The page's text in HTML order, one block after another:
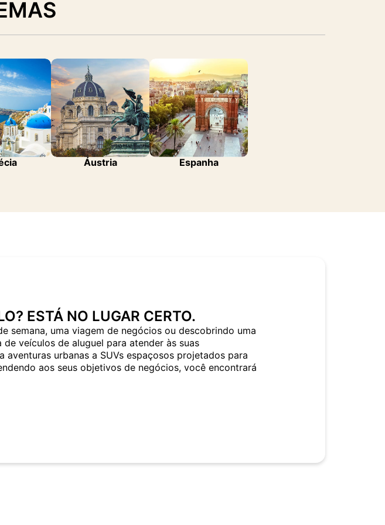
Áustria Espanha
ESTÁ NO LUGAR CERTO.
semana, uma viagem de negócios ou descobrindo uma
veículos de aluguel para atender às suas
urbanas a SUVs espaçosos projetados para
aos seus objetivos de negócios, você encontrará